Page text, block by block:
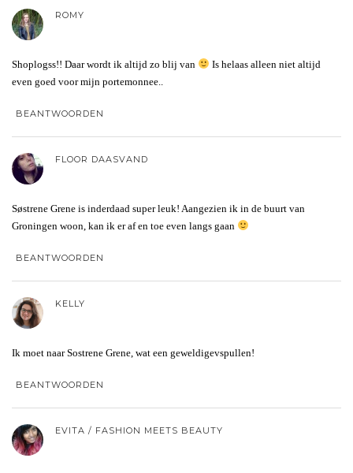
ROMY
Shoplogss!! Daar wordt ik altijd zo blij van
Is helaas alleen niet altijd
even goed voor mijn portemonnee..
BEANTWOORDEN
FLOOR DAASVAND
Søstrene Grene is inderdaad super leuk! Aangezien ik in de buurt van
Groningen woon, kan ik er af en toe even langs gaan
BEANTWOORDEN
KELLY
Ik moet naar Sostrene Grene, wat een geweldigevspullen!
BEANTWOORDEN
EVITA / FASHION MEETS BEAUTY